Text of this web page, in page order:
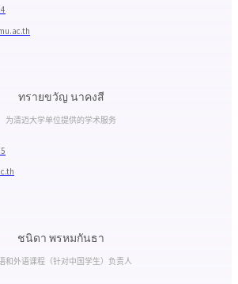
ทรายขวัญ นาคงสี
为清迈大学单位提供的学术服务
ชนิดา พรหมกันธา
和外语课程（针对中国学生）负责人